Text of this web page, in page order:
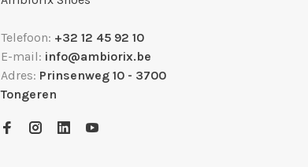
Telefoon: +32 12 45 92 10
E-mail: info@ambiorix.be
Adres: Prinsenweg 10 - 3700
Tongeren